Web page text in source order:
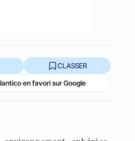
CLASSER
en favori sur Google